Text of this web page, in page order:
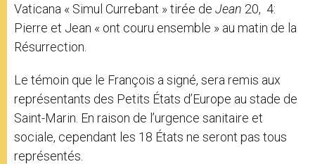
Vaticana « Simul Currebant » tirée de Jean 20, 4:
Pierre et Jean « ont couru ensemble » au matin de la
Résurrection.
Le témoin que le François a signé, sera remis aux
représentants des Petits États d’Europe au stade de
Saint-Marin. En raison de l’urgence sanitaire et
sociale, cependant les 18 États ne seront pas tous
représentés.